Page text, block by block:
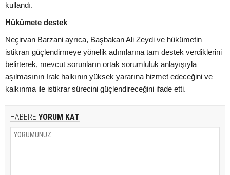
kullandı.
Hükümete destek
Neçirvan Barzani ayrıca, Başbakan Ali Zeydi ve hükümetin
istikrarı güçlendirmeye yönelik adımlarına tam destek verdiklerini
belirterek, mevcut sorunların ortak sorumluluk anlayışıyla
aşılmasının Irak halkının yüksek yararına hizmet edeceğini ve
kalkınma ile istikrar sürecini güçlendireceğini ifade etti.
HABERE YORUM KAT